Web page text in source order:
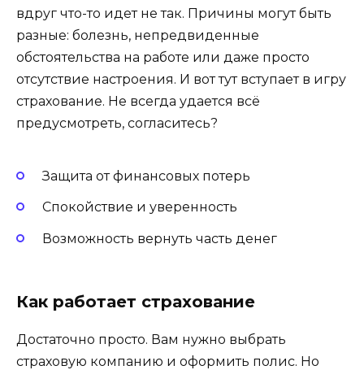
вдруг что-то идет не так. Причины могут быть
разные: болезнь, непредвиденные
обстоятельства на работе или даже просто
отсутствие настроения. И вот тут вступает в игру
страхование. Не всегда удается всё
предусмотреть, согласитесь?
Защита от финансовых потерь
Спокойствие и уверенность
Возможность вернуть часть денег
Как работает страхование
Достаточно просто. Вам нужно выбрать
страховую компанию и оформить полис. Но